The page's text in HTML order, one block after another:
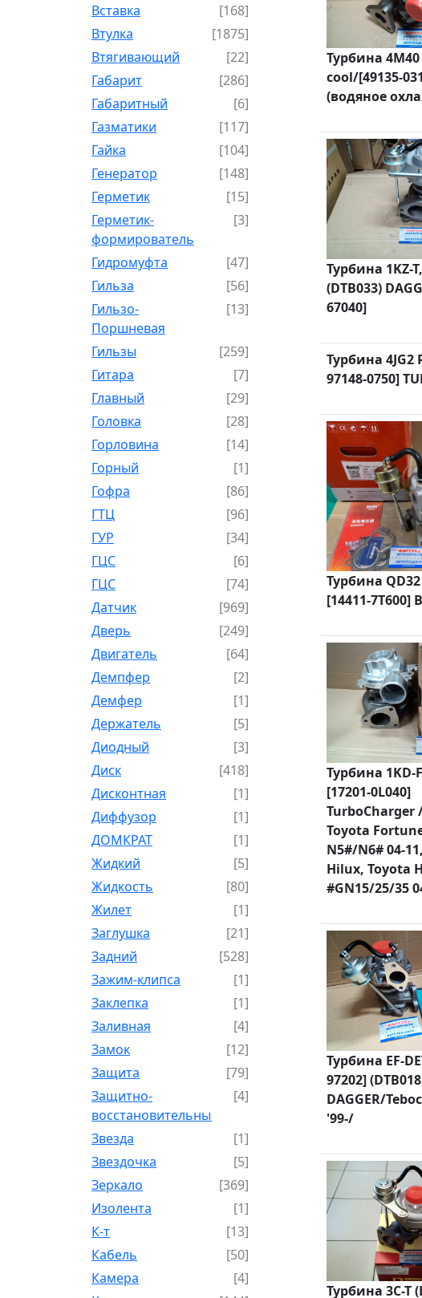
Вставка
[168]
Втулка
[1875]
Втягивающий
[22]
Габарит
[286]
Габаритный
[6]
Газматики
[117]
Гайка
[104]
Генератор
[148]
Герметик
[15]
Герметик-
формирователь
[3]
Гидромуфта
[47]
Гильза
[56]
Гильзо-
Поршневая
[13]
Гильзы
[259]
Гитара
[7]
Главный
[29]
Головка
[28]
Горловина
[14]
Горный
[1]
Гофра
[86]
ГТЦ
[96]
ГУР
[34]
ГЦC
[6]
ГЦС
[74]
Датчик
[969]
Дверь
[249]
Двигатель
[64]
Демпфер
[2]
Демфер
[1]
Держатель
[5]
Диодный
[3]
Диск
[418]
Дисконтная
[1]
Диффузор
[1]
ДОМКРАТ
[1]
Жидкий
[5]
Жидкость
[80]
Жилет
[1]
Заглушка
[21]
Задний
[528]
Зажим-клипса
[1]
Заклепка
[1]
Заливная
[4]
Замок
[12]
Защита
[79]
Защитно-
восстановительный
[4]
Звезда
[1]
Звездочка
[5]
Зеркало
[369]
Изолента
[1]
К-т
[13]
Кабель
[50]
Камера
[4]
Турбина
cool/[49135-
(водяное
Турбина 1KZ-
(DTB033)
67040]
Турбина 4JG2
97148-0750]
Турбина QD32
[14411-7T600]
Турбина 1KD-
[17201-0L040]
TurboCharger
Toyota
N5#/N6# 04-
Hilux, Toyota
#GN15/25/35
Турбина EF-
97202]
DAGGER/
'99-/
Турбина 3C-T